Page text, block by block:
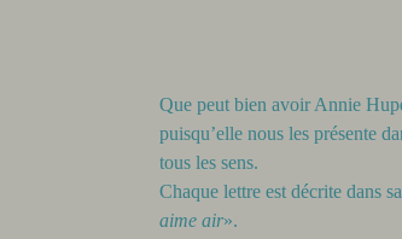
Que peut bien avoir Annie
puisqu’elle nous les présente
tous les sens.
Chaque lettre est décrite dans
aime air».